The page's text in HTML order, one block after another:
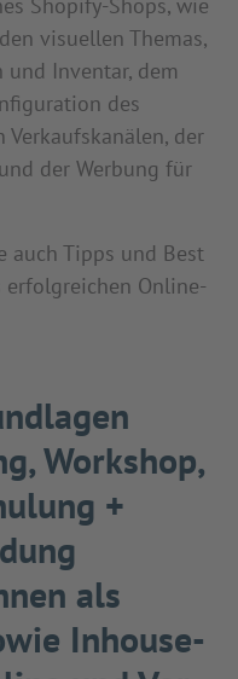
visuellen Themas,
Inventar, dem
des
Verkaufskanälen, der
der Werbung für
auch Tipps und Best
erfolgreichen Online-
Workshop,
+
als
Inhouse-